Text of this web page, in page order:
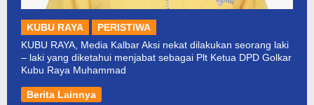
KUBU RAYA
PERISTIWA
KUBU RAYA, Media Kalbar Aksi nekat dilakukan seorang laki
– laki yang diketahui menjabat sebagai Plt Ketua DPD Golkar
Kubu Raya Muhammad
Berita Lainnya